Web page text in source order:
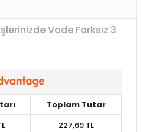
Vade Farksız 3
Toplam Tutar
227,69 TL